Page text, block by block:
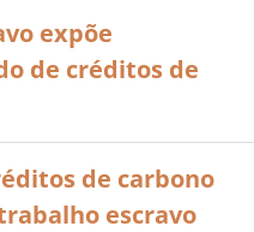
expõe
de créditos de
de carbono
escravo